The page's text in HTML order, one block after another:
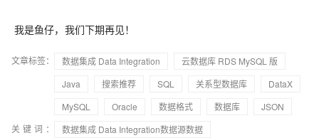
我是鱼仔，我们下期再见！
文章标签： 数据集成 Data Integration
云数据库 RDS MySQL 版
Java
搜索推荐 SQL 关系型数据库
DataX
MySQL
Oracle 数据格式 数据库
JSON
关键词：
数据集成 Data Integration数据源数据